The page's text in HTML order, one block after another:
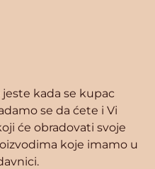
kada se kupac
se da ćete i Vi
će obradovati svoje
koje imamo u